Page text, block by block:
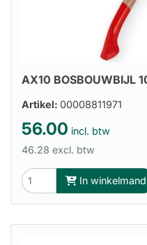
AX10 BOSBOUWBIJL
Artikel: 00008811971
56.00 incl. btw
46.28 excl. btw
In winkelmand